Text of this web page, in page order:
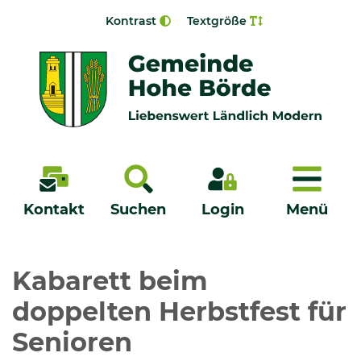
Kontrast Textgröße
Kontakt Suchen Login Menü
Menü
Bürgerservice - Onlinedienste
Kabarett beim
doppelten Herbstfest für
Senioren